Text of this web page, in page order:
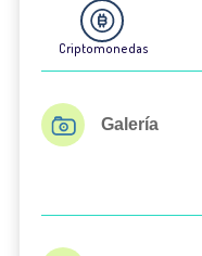
Criptomonedas
Galería